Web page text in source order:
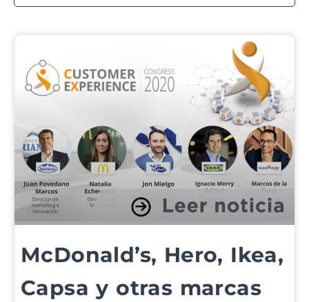
McDonald’s, Hero, Ikea,
Capsa y otras marcas